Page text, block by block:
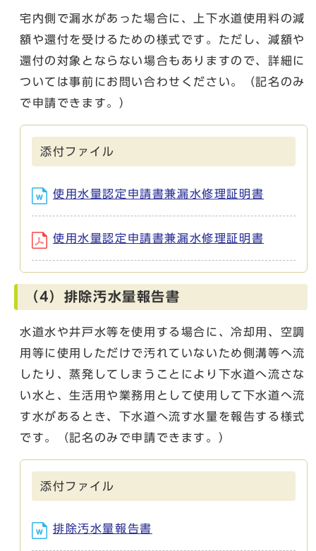
宅内側で漏水があった場合に、上下水道使用料の減
額や還付を受けるための様式です。ただし、減額や
還付の対象とならない場合もありますので、詳細に
ついては事前にお問い合わせください。（記名のみ
で申請できます。）
添付ファイル
使用水量認定申請書兼漏水修理証明書
使用水量認定申請書兼漏水修理証明書
（4）排除汚水量報告書
水道水や井戸水等を使用する場合に、冷却用、空調
用等に使用しただけで汚れていないため側溝等へ流
したり、蒸発してしまうことにより下水道へ流さな
い水と、生活用や業務用として使用して下水道へ流
す水があるとき、下水道へ流す水量を報告する様式
です。（記名のみで申請できます。）
添付ファイル
排除汚水量報告書